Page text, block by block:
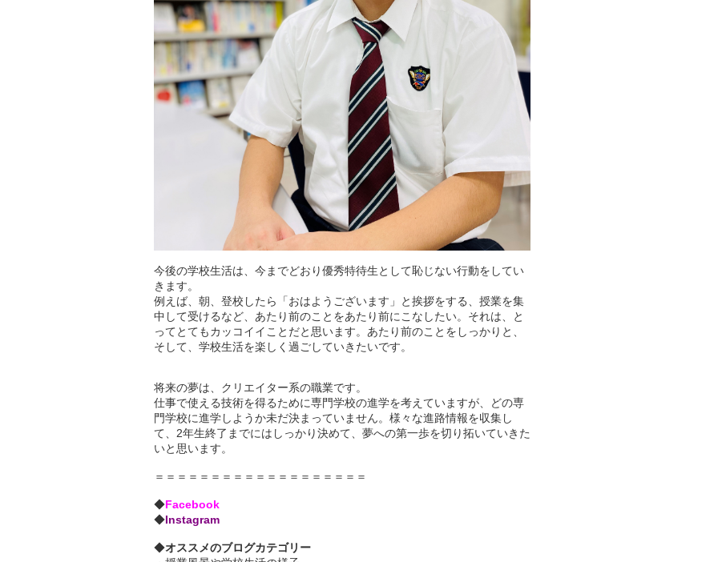
今後の学校生活は、今までどおり優秀特待生として恥じない行動をしてい
きます。
例えば、朝、登校したら「おはようございます」と挨拶をする、授業を集
中して受けるなど、あたり前のことをあたり前にこなしたい。それは、と
ってとてもカッコイイことだと思います。あたり前のことをしっかりと、
そして、学校生活を楽しく過ごしていきたいです。
将来の夢は、クリエイター系の職業です。
仕事で使える技術を得るために専門学校の進学を考えていますが、どの専
門学校に進学しようか未だ決まっていません。様々な進路情報を収集し
て、2年生終了までにはしっかり決めて、夢への第一歩を切り拓いていきた
いと思います。
＝＝＝＝＝＝＝＝＝＝＝＝＝＝＝＝＝＝＝
◆Facebook
◆Instagram
◆オススメのブログカテゴリー